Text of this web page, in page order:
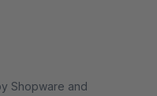
5)
Shopware and